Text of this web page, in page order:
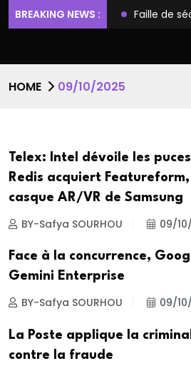
BREAKING NEWS :
et l’accès root Faille de
HOME 09/10/2025
Telex: Intel dévoile les
Redis acquiert
casque AR/VR de Samsung
BY-Safya SOURHOU 09/
Face à la concurrence,
Gemini Enterprise
BY-Safya SOURHOU 09/
La Poste applique la
contre la fraude